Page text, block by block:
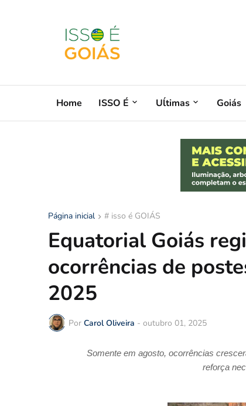
Home ISSO É Uĺtimas Goiás
Página inicial # isso é GOIÁS
Equatorial Goiás
ocorrências de
2025
Por Carol Oliveira - outubro 01, 2025
Somente em agosto, ocorrências
reforça